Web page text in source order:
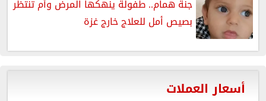
جنة همام.. طفولة ينهكها المرض وأم تنتظر
بصيص أمل للعلاج خارج غزة
أسعار العملات